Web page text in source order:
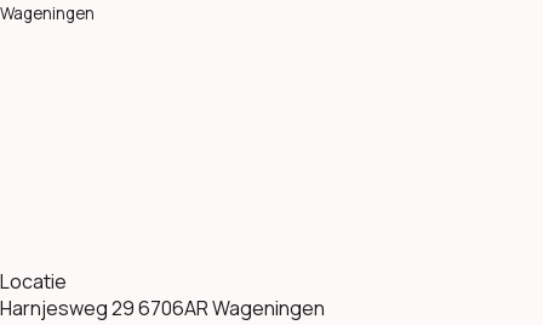
Wageningen
Locatie
Harnjesweg 29 6706AR Wageningen